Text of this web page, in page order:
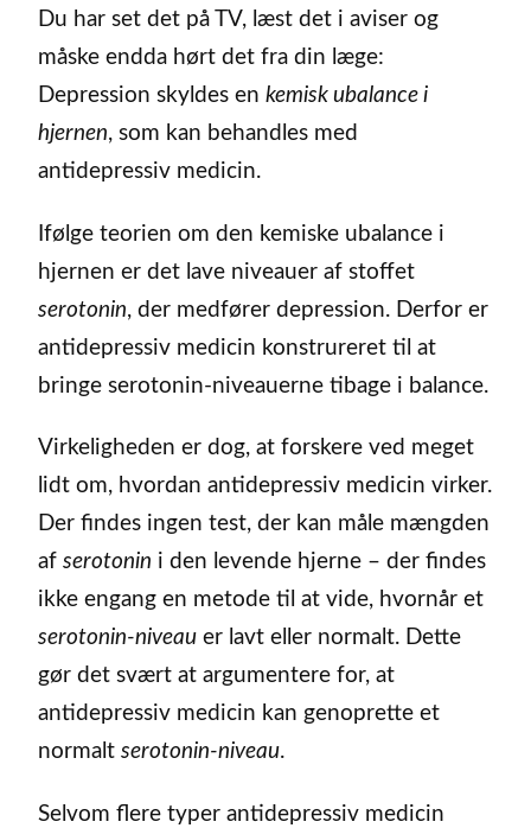
Du har set det på TV, læst det i aviser og
måske endda hørt det fra din læge:
Depression skyldes en kemisk ubalance i
hjernen, som kan behandles med
antidepressiv medicin.
Ifølge teorien om den kemiske ubalance i
hjernen er det lave niveauer af stoffet
serotonin, der medfører depression. Derfor er
antidepressiv medicin konstrureret til at
bringe serotonin-niveauerne tibage i balance.
Virkeligheden er dog, at forskere ved meget
lidt om, hvordan antidepressiv medicin virker.
Der findes ingen test, der kan måle mængden
af serotonin i den levende hjerne – der findes
ikke engang en metode til at vide, hvornår et
serotonin-niveau er lavt eller normalt. Dette
gør det svært at argumentere for, at
antidepressiv medicin kan genoprette et
normalt serotonin-niveau.
Selvom flere typer antidepressiv medicin